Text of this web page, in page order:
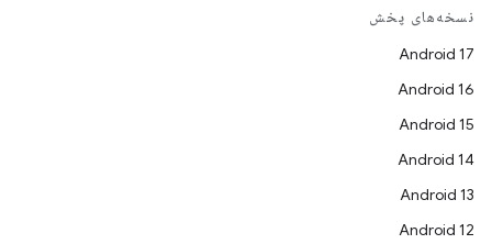
نسخه‌های پخش
Android 17
Android 16
Android 15
Android 14
Android 13
Android 12